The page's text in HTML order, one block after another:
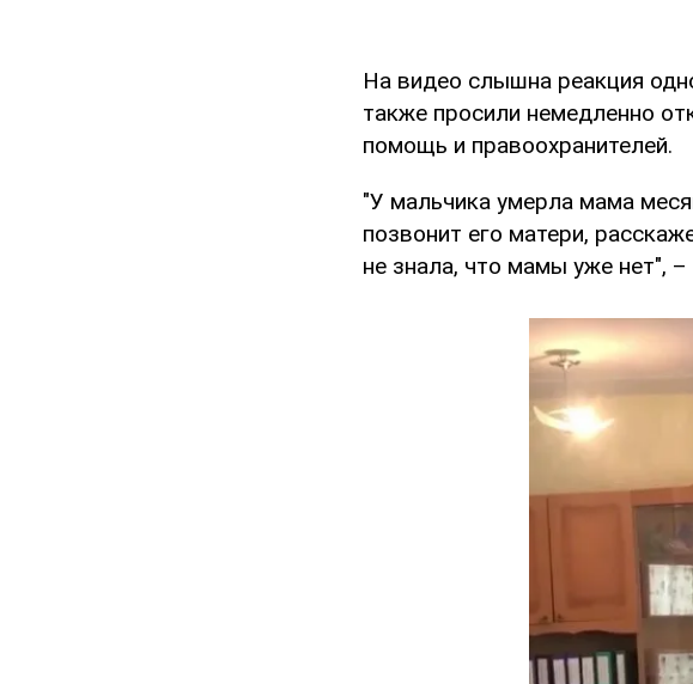
На видео слышна реакция
также просили немедленно
помощь и правоохранителей.
"У мальчика умерла мама
позвонит его матери,
не знала, что мамы уже нет",